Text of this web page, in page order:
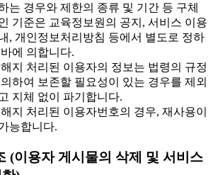
는 경우와 제한의 종류 및 기간 등 구체
기준은 교육정보원의 공지, 서비스 이용
, 개인정보처리방침 등에서 별도로 정하
에 의합니다.
지 처리된 이용자의 정보는 법령의 규정
하여 보존할 필요성이 있는 경우를 제외
지체 없이 파기합니다.
지 처리된 이용자번호의 경우, 재사용이
능합니다.
(이용자 게시물의 삭제 및 서비스